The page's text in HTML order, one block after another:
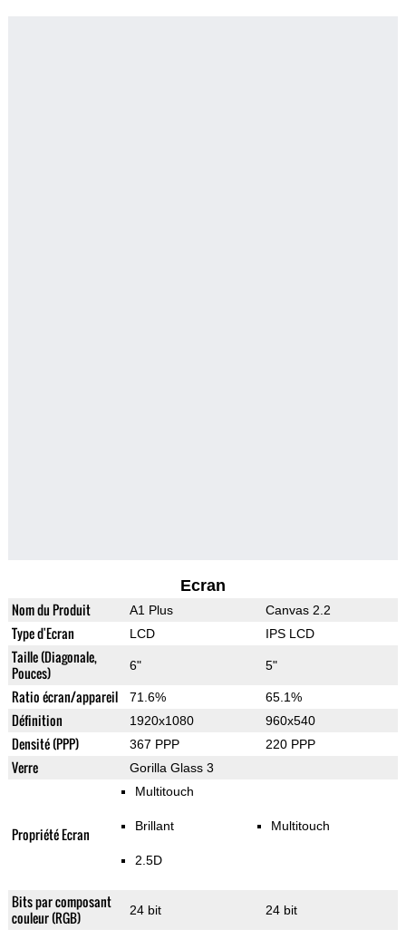
Ecran
Nom du Produit A1 Plus Canvas 2.2
Type d'Ecran LCD IPS LCD
Taille (Diagonale,
Pouces)
6" 5"
Ratio écran/appareil 71.6% 65.1%
Définition 1920x1080 960x540
Densité (PPP) 367 PPP 220 PPP
Verre Gorilla Glass 3
Propriété Ecran
Multitouch
Brillant
2.5D
Multitouch
Bits par composant
couleur (RGB)
24 bit 24 bit